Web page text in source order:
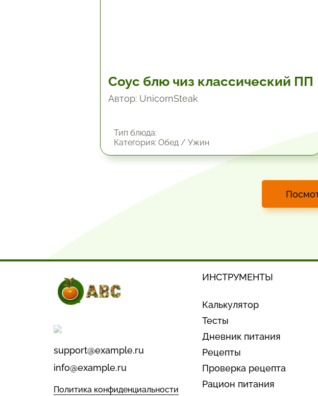
Соус блю чиз классический ПП
Автор: UnicornSteak
Тип блюда:
Категория: Обед / Ужин
support@example.ru
info@example.ru
Политика конфиденциальности
ИНСТРУМЕНТЫ
Калькулятор
Тесты
Дневник питания
Рецепты
Проверка рецепта
Рацион питания